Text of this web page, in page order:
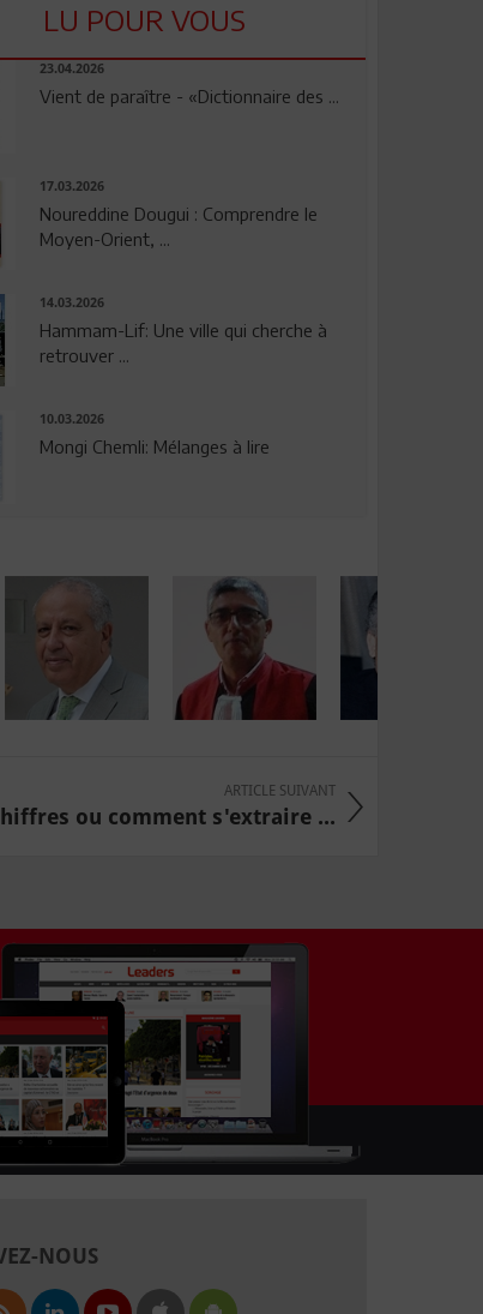
LU POUR VOUS
23.04.2026
Vient de paraître - «Dictionnaire des ...
17.03.2026
Noureddine Dougui : Comprendre le
Moyen-Orient, ...
14.03.2026
Hammam-Lif: Une ville qui cherche à
retrouver ...
10.03.2026
Mongi Chemli: Mélanges à lire
ARTICLE SUIVANT
ou comment s'extraire ...
NOUS